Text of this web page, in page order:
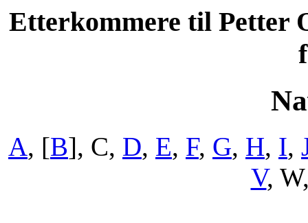
Etterkommere til Petter
A, [B], C, D, E, F, G, H, I,
V,